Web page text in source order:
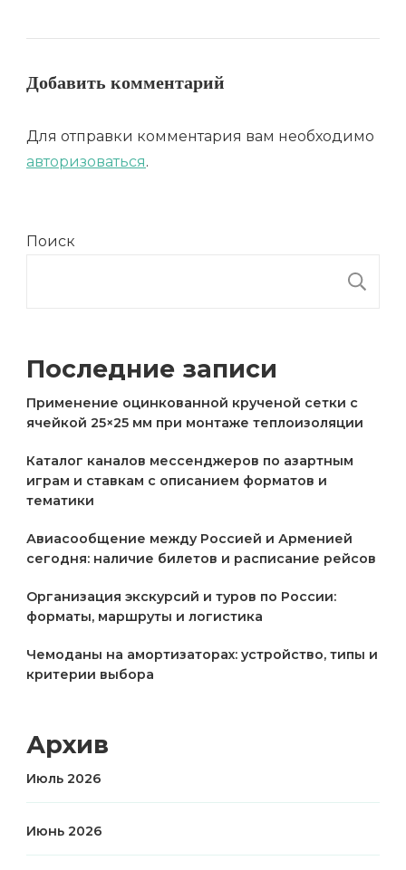
Добавить комментарий
Для отправки комментария вам необходимо
авторизоваться.
Поиск
Последние записи
Применение оцинкованной крученой сетки с
ячейкой 25×25 мм при монтаже теплоизоляции
Каталог каналов мессенджеров по азартным
играм и ставкам с описанием форматов и
тематики
Авиасообщение между Россией и Арменией
сегодня: наличие билетов и расписание рейсов
Организация экскурсий и туров по России:
форматы, маршруты и логистика
Чемоданы на амортизаторах: устройство, типы и
критерии выбора
Архив
Июль 2026
Июнь 2026